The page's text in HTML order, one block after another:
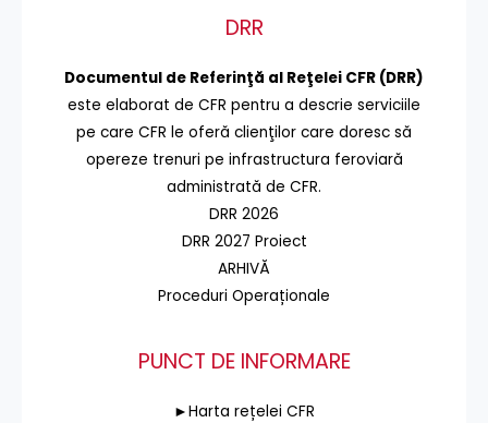
DRR
Documentul de Referinţă al Reţelei CFR (DRR)
este elaborat de CFR pentru a descrie serviciile
pe care CFR le oferă clienţilor care doresc să
opereze trenuri pe infrastructura feroviară
administrată de CFR.
DRR 2026
DRR 2027 Proiect
ARHIVĂ
Proceduri Operaționale
PUNCT DE INFORMARE
►Harta rețelei CFR